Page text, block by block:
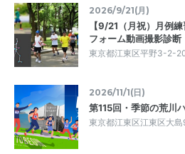
2026/9/21(月)
【9/21（月祝）月例
フォーム動画撮影診断
東京都江東区平野3-2-
2026/11/1(日)
第115回・季節の荒川
東京都江東区江東区大